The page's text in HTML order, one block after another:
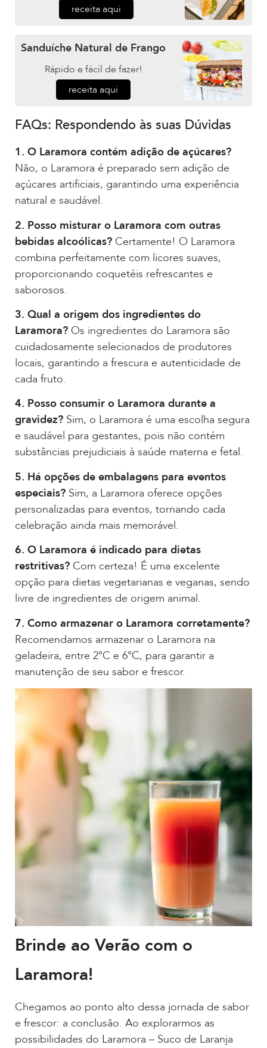
receita aqui
Sanduíche Natural de Frango
Rápido e fácil de fazer!
receita aqui
FAQs: Respondendo às suas Dúvidas
1. O Laramora contém adição de açúcares?
Não, o Laramora é preparado sem adição de
açúcares artificiais, garantindo uma experiência
natural e saudável.
2. Posso misturar o Laramora com outras
bebidas alcoólicas? Certamente! O Laramora
combina perfeitamente com licores suaves,
proporcionando coquetéis refrescantes e
saborosos.
3. Qual a origem dos ingredientes do
Laramora? Os ingredientes do Laramora são
cuidadosamente selecionados de produtores
locais, garantindo a frescura e autenticidade de
cada fruto.
4. Posso consumir o Laramora durante a
gravidez? Sim, o Laramora é uma escolha segura
e saudável para gestantes, pois não contém
substâncias prejudiciais à saúde materna e fetal.
5. Há opções de embalagens para eventos
especiais? Sim, a Laramora oferece opções
personalizadas para eventos, tornando cada
celebração ainda mais memorável.
6. O Laramora é indicado para dietas
restritivas? Com certeza! É uma excelente
opção para dietas vegetarianas e veganas, sendo
livre de ingredientes de origem animal.
7. Como armazenar o Laramora corretamente?
Recomendamos armazenar o Laramora na
geladeira, entre 2°C e 6°C, para garantir a
manutenção de seu sabor e frescor.
Brinde ao Verão com o
Laramora!
Chegamos ao ponto alto dessa jornada de sabor
e frescor: a conclusão. Ao explorarmos as
possibilidades do Laramora – Suco de Laranja